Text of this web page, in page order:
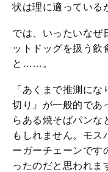
状は理に適っている
では、いったいなぜ
ットドッグを扱う飲
と……。
「あくまで推測に
切り』が一般的であ
らある焼そばパンな
もしれません。モス
ーガーチェーンです
ったのだと思われま